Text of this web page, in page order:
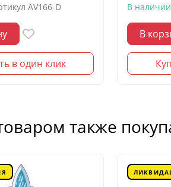
AV166-D
в один клик
В наличии
В
также